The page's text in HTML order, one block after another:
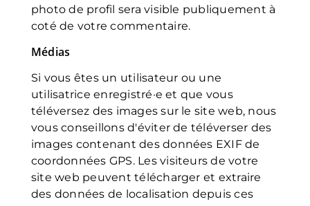
photo de profil sera visible publiquement à
coté de votre commentaire.
Médias
Si vous êtes un utilisateur ou une
utilisatrice enregistré·e et que vous
téléversez des images sur le site web, nous
vous conseillons d'éviter de téléverser des
images contenant des données EXIF de
coordonnées GPS. Les visiteurs de votre
site web peuvent télécharger et extraire
des données de localisation depuis ces